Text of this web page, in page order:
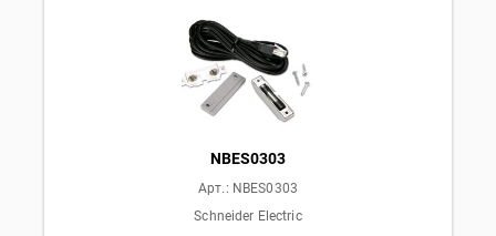
NBES0303
Арт.: NBES0303
Schneider Electric